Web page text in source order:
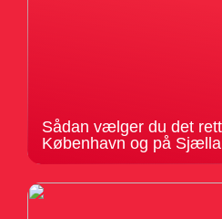
Sådan vælger du det
København og på